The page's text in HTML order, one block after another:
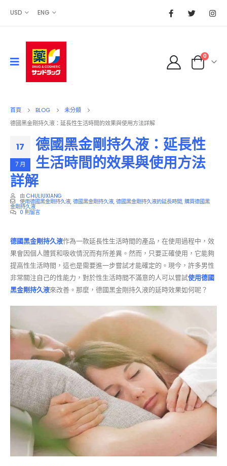
USD ENG
0
首頁 BLOG
未分類
德國黑金剛持久液：延長性生活時間的效果與使用方法詳解
17
7 月
德國黑金剛持久液：延長性
生活時間的效果與使用方法
詳解
由 CHULIUXIANG
使用德國黑金剛持久液,德國黑金剛持久液,德國黑金剛持久液的延長時間,購買德國黑
金剛持久液
0 則留言
德國黑金剛持久液作為一款延長性生活時間的產品，在使用過程中，效
果會因個人體質和吸收情況而有所差異。然而，只要正確使用，它能夠
提高性生活時間，這也是需要進一步嘗試才能確定的。現今，許多男性
非常關注自己的性能力，對於性生活時間不滿意的人可以嘗試使用德國
黑金剛持久液來改善。那麼，德國黑金剛持久液的延時效果如何呢？